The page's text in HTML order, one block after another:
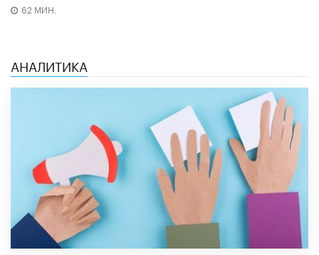
62 МИН.
АНАЛИТИКА